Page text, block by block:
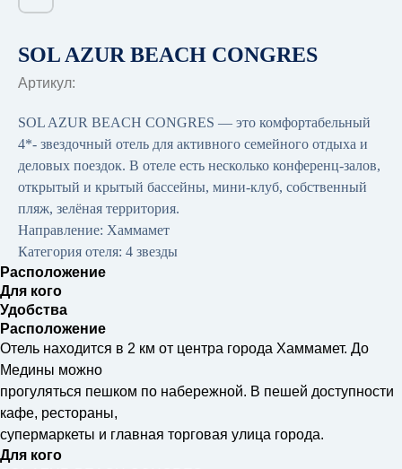
SOL AZUR BEACH CONGRES
Артикул:
SOL AZUR BEACH CONGRES — это комфортабельный
4*- звездочный отель для активного семейного отдыха и
деловых поездок. В отеле есть несколько конференц-залов,
открытый и крытый бассейны, мини-клуб, собственный
пляж, зелёная территория.
Направление: Хаммамет
Категория отеля: 4 звезды
Расположение
Для кого
Удобства
Расположение
Отель находится в 2 км от центра города Хаммамет. До
Медины можно
прогуляться пешком по набережной. В пешей доступности
кафе, рестораны,
супермаркеты и главная торговая улица города.
Для кого